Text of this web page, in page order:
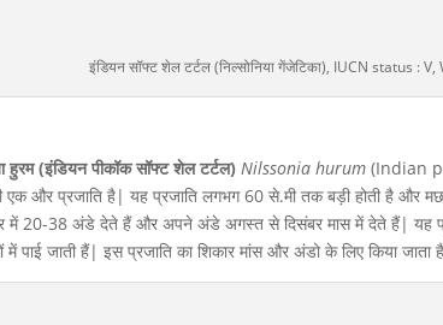
इंडियन सॉफ्ट शेल टर्टल (निल्सोनिया गेंजेटिका), IUCN status :
हुरम (इंडियन पीकॉक सॉफ्ट शेल टर्टल) Nilssonia hurum (Indian
एक और प्रजाति है| यह प्रजाति लगभग 60 से.मी तक बड़ी होती है
में 20-38 अंडे देते हैं और अपने अंडे अगस्त से दिसंबर मास में देते हैं| यह
पाई जाती हैं| इस प्रजाति का शिकार मांस और अंडो के लिए किया जाता